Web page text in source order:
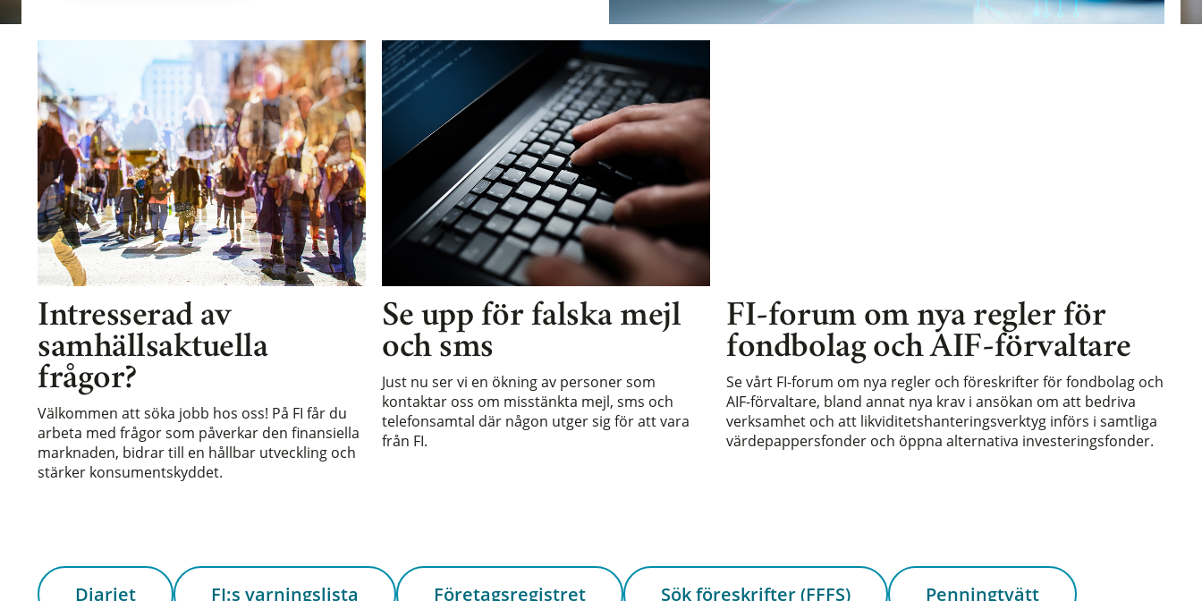
Intresserad av
samhällsaktuella
frågor?
Välkommen att söka jobb hos oss! På FI får du
arbeta med frågor som påverkar den finansiella
marknaden, bidrar till en hållbar utveckling och
stärker konsumentskyddet.
Se upp för falska mejl
och sms
Just nu ser vi en ökning av personer som
kontaktar oss om misstänkta mejl, sms och
telefonsamtal där någon utger sig för att vara
från FI.
FI-forum om nya regler för
fondbolag och AIF-förvaltare
Se vårt FI-forum om nya regler och föreskrifter för fondbolag och
AIF-förvaltare, bland annat nya krav i ansökan om att bedriva
verksamhet och att likviditetshanteringsverktyg införs i samtliga
värdepappersfonder och öppna alternativa investeringsfonder.
Diariet FI:s varningslista Företagsregistret Sök föreskrifter (FFFS) Penningtvätt